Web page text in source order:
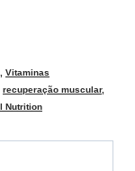
Vitaminas
recuperação muscular,
Nutrition